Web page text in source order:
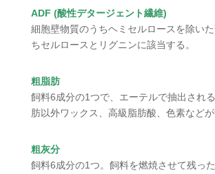
ADF (酸性デタージェント繊維)
細胞壁物質のうちヘミセルロースを除い
ちセルロースとリグニンに該当する。
粗脂肪
飼料6成分の1つで、エーテルで抽出され
肪以外ワックス、高級脂肪酸、色素などが
粗灰分
飼料6成分の1つ。飼料を燃焼させて残っ